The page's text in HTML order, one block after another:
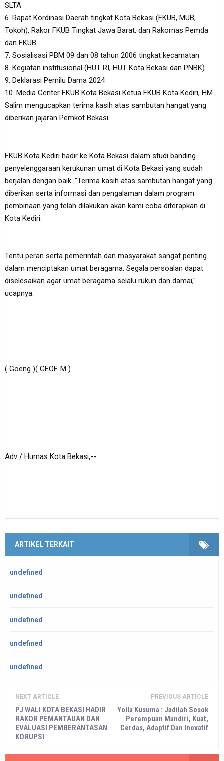
SLTA
6. Rapat Kordinasi Daerah tingkat Kota Bekasi (FKUB, MUB,
Tokoh), Rakor FKUB Tingkat Jawa Barat, dan Rakornas Pemda
dan FKUB
7. Sosialisasi PBM 09 dan 08 tahun 2006 tingkat kecamatan
8. Kegiatan institusional (HUT RI, HUT Kota Bekasi dan PNBK)
9. Deklarasi Pemilu Dama 2024
10. Media Center FKUB Kota Bekasi Ketua FKUB Kota Kediri, HM
Salim mengucapkan terima kasih atas sambutan hangat yang
diberikan jajaran Pemkot Bekasi.
FKUB Kota Kediri hadir ke Kota Bekasi dalam studi banding
penyelenggaraan kerukunan umat di Kota Bekasi yang sudah
berjalan dengan baik. "Terima kasih atas sambutan hangat yang
diberikan serta informasi dan pengalaman dalam program
pembinaan yang telah dilakukan akan kami coba diterapkan di
Kota Kediri.
Tentu peran serta pemerintah dan masyarakat sangat penting
dalam menciptakan umat beragama. Segala persoalan dapat
diselesaikan agar umat beragama selalu rukun dan damai,"
ucapnya.
( Goeng )( GEOF. M )
Adv / Humas Kota Bekasi,--
ARTIKEL TERKAIT
undefined
undefined
undefined
undefined
undefined
NEXT ARTICLE
PJ WALI KOTA BEKASI HADIR
RAKOR PEMANTAUAN DAN
EVALUASI PEMBERANTASAN
KORUPSI
PREVIOUS ARTICLE
Yolla Kusuma : Jadilah Sosok
Perempuan Mandiri, Kuat,
Cerdas, Adaptif Dan Inovatif